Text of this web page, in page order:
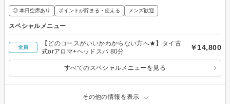
◎ 本日空席あり ポイントが貯まる・使える メンズ歓迎
スペシャルメニュー
全員
【どのコースがいいかわからない方へ★】タイ古
式orアロマ+ヘッドスパ 80分
￥14,800
すべてのスペシャルメニューを見る
その他の情報を表示